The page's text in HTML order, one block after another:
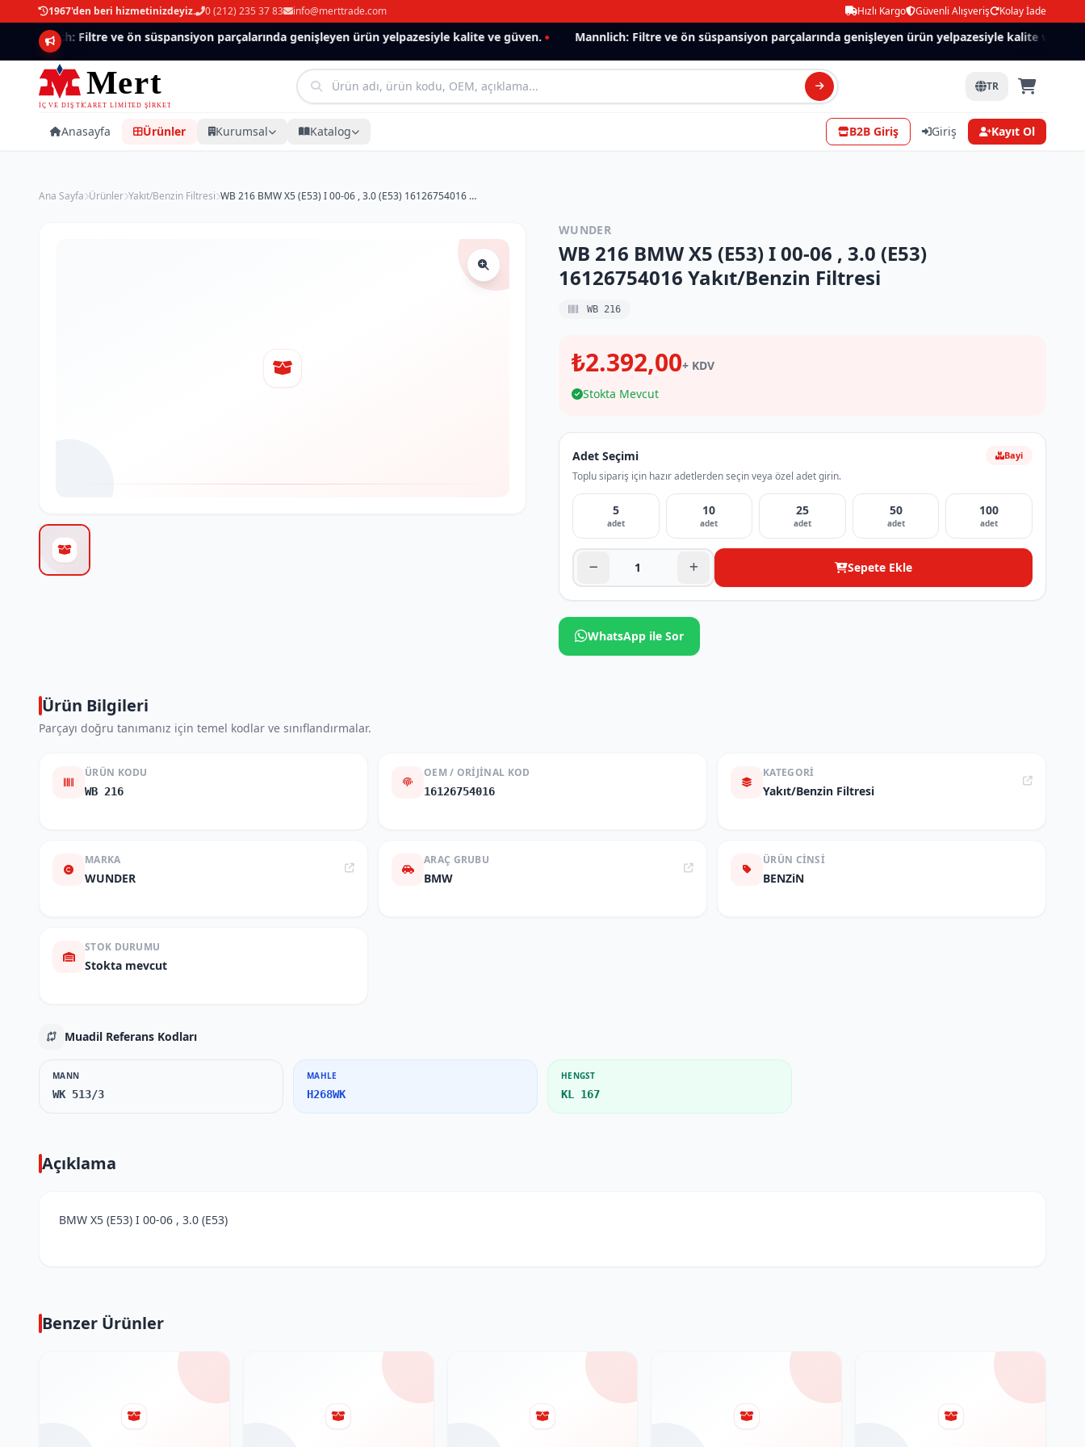
1967'den beri hizmetinizdeyiz. 0 (212) 235 37 83 info@merttrade.com Hızlı Kargo Güvenli Alışveriş Kolay İade
Mannlich: Filtre ve ön süspansiyon parçalarında genişleyen ürün yelpazesiyle kalite ve güven. Mannlich: Filtre ve ön süspansiyon parçalarında genişleyen ürün yelpazesiyle kalite ve güven.
TR
Anasayfa Ürünler Kurumsal Katalog B2B Giriş Giriş Kayıt Ol
Ana Sayfa Ürünler Yakıt/Benzin Filtresi WB 216 BMW X5 (E53) I 00-06 , 3.0 (E53) 16126754016 Yakıt/Benzin Filtresi
WUNDER
WB 216 BMW X5 (E53) I 00-06 , 3.0 (E53)
16126754016 Yakıt/Benzin Filtresi
WB 216
₺2.392,00+ KDV
Stokta Mevcut
Adet Seçimi
Toplu sipariş için hazır adetlerden seçin veya özel adet girin.
Bayi
5
adet
10
adet
25
adet
50
adet
100
adet
Sepete Ekle
WhatsApp ile Sor
Ürün Bilgileri
Parçayı doğru tanımanız için temel kodlar ve sınıflandırmalar.
ÜRÜN KODU
WB 216
OEM / ORIJINAL KOD
16126754016
KATEGORI
Yakıt/Benzin Filtresi
MARKA
WUNDER
ARAÇ GRUBU
BMW
ÜRÜN CINSI
BENZiN
STOK DURUMU
Stokta mevcut
Muadil Referans Kodları
MANN
WK 513/3
MAHLE
H268WK
HENGST
KL 167
Açıklama
BMW X5 (E53) I 00-06 , 3.0 (E53)
Benzer Ürünler